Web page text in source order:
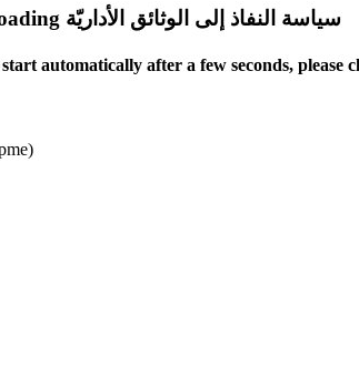
Thank you for downloading سياسة النفاذ إلى الوثائق الأداريّة
automatically after a few seconds, please